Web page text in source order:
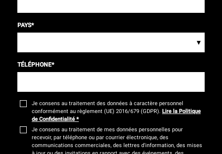
PAYS*
▾
TÉLÉPHONE*
Je consens au traitement des données à caractère personnel
conformément au règlement (UE) 2016/679 (GDPR). Lire la Politique
de Confidentialité *
Je consens au traitement de mes données personnelles pour
recevoir, par téléphone ou par courrier électronique, des
communications commerciales, des lettres d'information, des mises